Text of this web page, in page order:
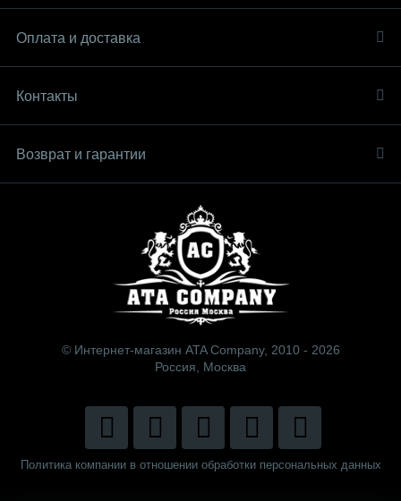
Оплата и доставка
Контакты
Возврат и гарантии
© Интернет-магазин ATA Company, 2010 - 2026
Россия, Москва
Политика компании в отношении обработки персональных данных